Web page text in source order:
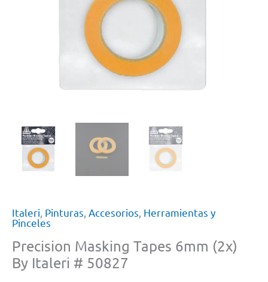
Italeri Pinturas Accesorios Herramientas y
Pinceles
Precision Masking Tapes 6mm (2x)
By Italeri # 50827